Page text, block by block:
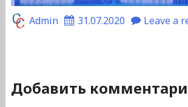
Admin 31.07.2020 Leave a
Добавить